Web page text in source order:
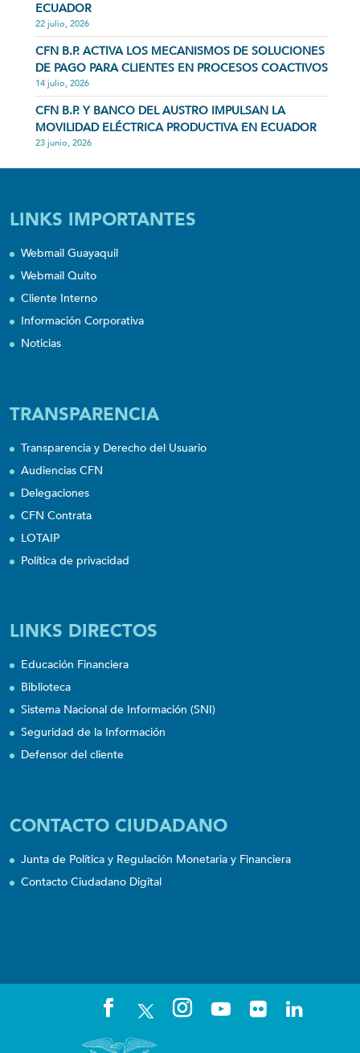
ECUADOR
22 julio, 2026
CFN B.P. ACTIVA LOS MECANISMOS DE SOLUCIONES
DE PAGO PARA CLIENTES EN PROCESOS COACTIVOS
14 julio, 2026
CFN B.P. Y BANCO DEL AUSTRO IMPULSAN LA
MOVILIDAD ELÉCTRICA PRODUCTIVA EN ECUADOR
23 junio, 2026
LINKS IMPORTANTES
Webmail Guayaquil
Webmail Quito
Cliente Interno
Información Corporativa
Noticias
TRANSPARENCIA
Transparencia y Derecho del Usuario
Audiencias CFN
Delegaciones
CFN Contrata
LOTAIP
Política de privacidad
LINKS DIRECTOS
Educación Financiera
Biblioteca
Sistema Nacional de Información (SNI)
Seguridad de la Información
Defensor del cliente
CONTACTO CIUDADANO
Junta de Política y Regulación Monetaria y Financiera
Contacto Ciudadano Digital